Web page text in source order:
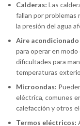
Calderas: Las
fallan por problemas
la presión del agua
Aire acondicionado
para operar en
dificultades para
temperaturas
Microondas:
eléctrica, comunes
calefacción y otros
Termos eléctricos: